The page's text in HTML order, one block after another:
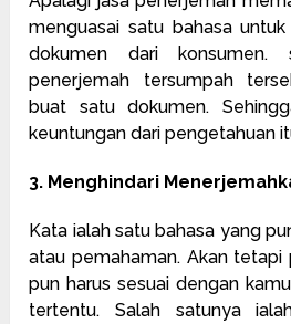
menguasai satu bahasa
dokumen dari konsumen.
penerjemah tersumpah
buat satu dokumen.
keuntungan dari pengetahuan
3. Menghindari
Kata ialah satu bahasa yang
atau pemahaman. Akan
pun harus sesuai dengan
tertentu. Salah satunya